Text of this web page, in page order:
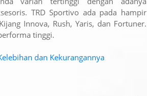
TRD Sportivo ada pada hampir
Innova, Rush, Yaris, dan Fortuner.
tinggi.
dan Kekurangannya